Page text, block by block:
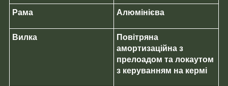
Рама Алюмінієва
Вилка
Повітряна
амортизаційна з
прелоадом та локаутом
з керуванням на кермі